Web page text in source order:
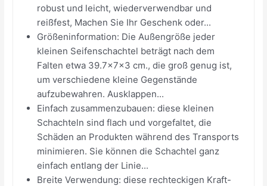
robust und leicht, wiederverwendbar und
reißfest, Machen Sie Ihr Geschenk oder...
Größeninformation: Die Außengröße jeder
kleinen Seifenschachtel beträgt nach dem
Falten etwa 39.7x7x3 cm., die groß genug ist,
um verschiedene kleine Gegenstände
aufzubewahren. Ausklappen...
Einfach zusammenzubauen: diese kleinen
Schachteln sind flach und vorgefaltet, die
Schäden an Produkten während des Transports
minimieren. Sie können die Schachtel ganz
einfach entlang der Linie...
Breite Verwendung: diese rechteckigen Kraft-